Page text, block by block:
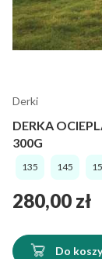
Derki
DERKA
300G
135 145
Cena
280,00 zł
Do